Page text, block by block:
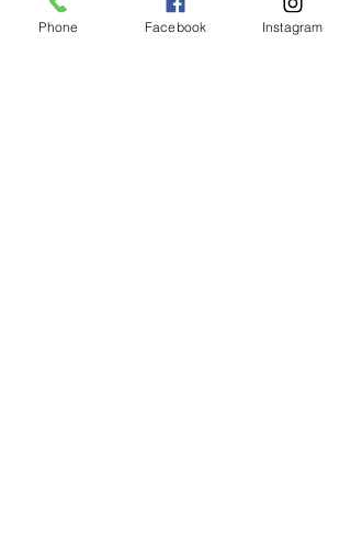
Phone Facebook Instagram